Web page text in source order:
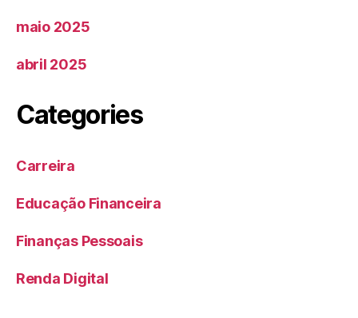
maio 2025
abril 2025
Categories
Carreira
Educação Financeira
Finanças Pessoais
Renda Digital